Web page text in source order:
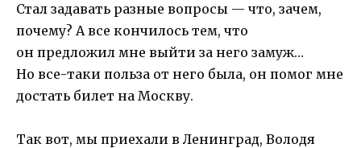
Стал задавать разные вопросы — что, зачем,
почему? А все кончилось тем, что
он предложил мне выйти за него замуж…
Но все-таки польза от него была, он помог мне
достать билет на Москву.
Так вот, мы приехали в Ленинград, Володя